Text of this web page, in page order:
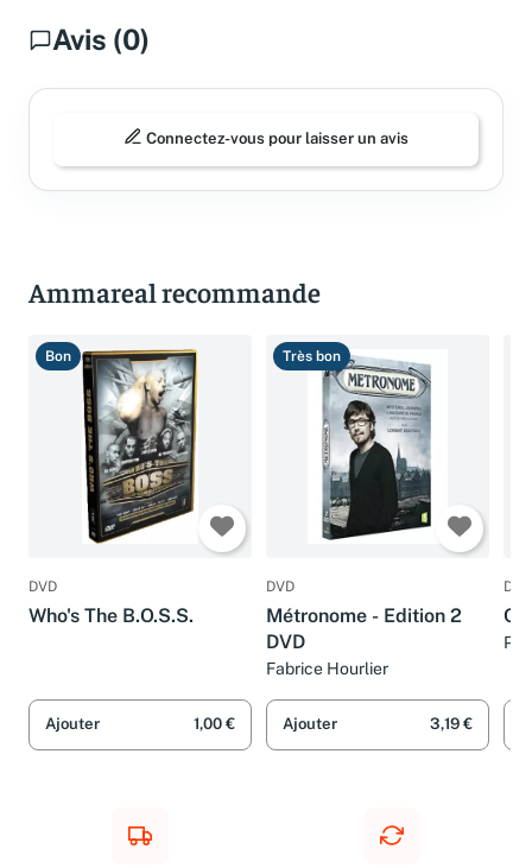
Avis (0)
Connectez-vous pour laisser un avis
Ammareal recommande
Bon
DVD
Who's The B.O.S.S.
Ajouter 1,00 €
Très bon
DVD
Métronome - Edition 2
DVD
Fabrice Hourlier
Ajouter 3,19 €
DVD